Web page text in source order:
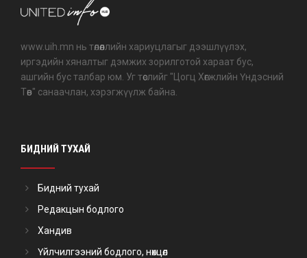
www.uih.mn нь төлөөллийн хариуцлагыг дээшлүүлэх,
иргэдийн хяналтыг дэмжих зорилготой хараат бус,
ашгийн бус талбар юм. Уг төслийг "Цогц Хөгжлийн Үндэсний
Төв" санаачлан, хэрэгжүүлж байна.
БИДНИЙ ТУХАЙ
Бидний тухай
Редакцын бодлого
Хандив
Үйлчилгээний бодлого, нөхцөл